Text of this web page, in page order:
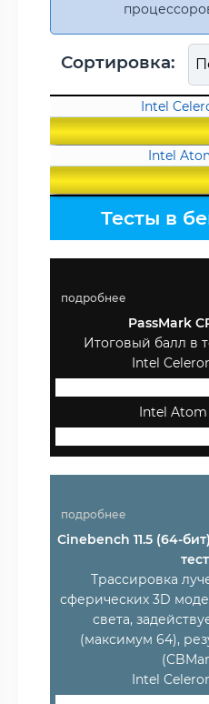
Сортировка:
Intel
Intel
Тесты в
подробнее
PassMark
Итоговый балл в
Intel
Intel Atom
подробнее
Cinebench 11.5 (64-
тест
Трассировка
сферических 3D
света,
(максимум 64),
Intel